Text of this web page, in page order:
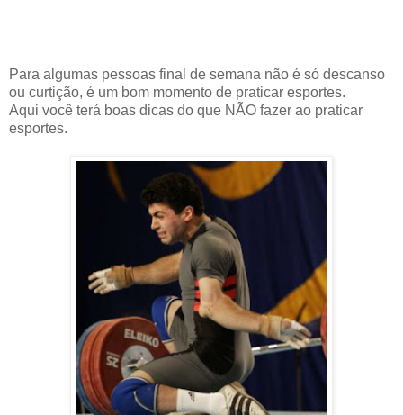
Para algumas pessoas final de semana não é só descanso
ou curtição, é um bom momento de praticar esportes.
Aqui você terá boas dicas do que NÃO fazer ao praticar
esportes.